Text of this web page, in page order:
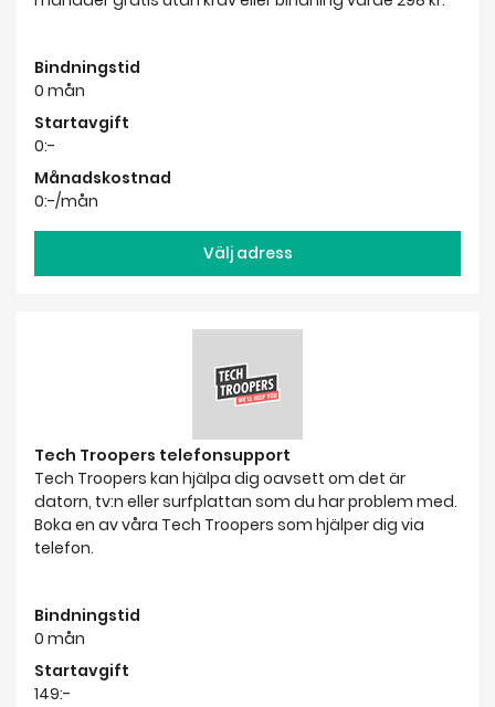
Bindningstid
0 mån
Startavgift
0:-
Månadskostnad
0:-/mån
Välj adress
Tech Troopers telefonsupport
Tech Troopers kan hjälpa dig oavsett om det är
datorn, tv:n eller surfplattan som du har problem med.
Boka en av våra Tech Troopers som hjälper dig via
telefon.
Bindningstid
0 mån
Startavgift
149:-